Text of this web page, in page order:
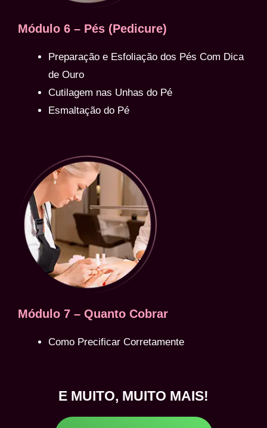
Módulo 6 – Pés (Pedicure)
Preparação e Esfoliação dos Pés Com Dica
de Ouro
Cutilagem nas Unhas do Pé
Esmaltação do Pé
Módulo 7 – Quanto Cobrar
Como Precificar Corretamente
E MUITO, MUITO MAIS!